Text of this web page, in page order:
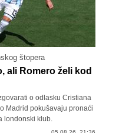
štopera
ali Romero želi kod
o odlasku Cristiana
Madrid pokušavaju pronaći
londonski klub.